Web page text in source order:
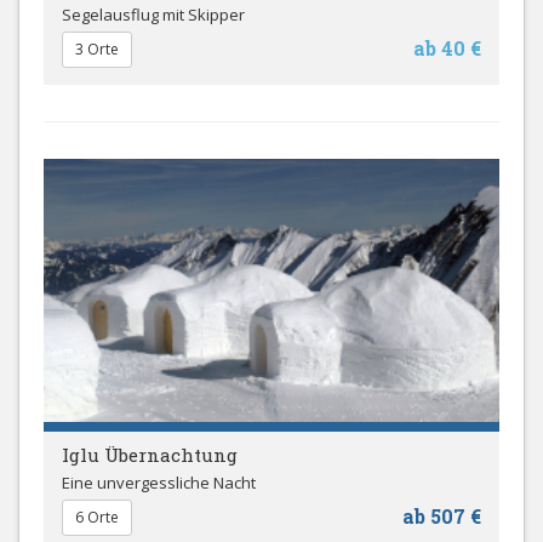
Segelausflug mit Skipper
ab 40 €
3 Orte
Iglu Übernachtung
Eine unvergessliche Nacht
ab 507 €
6 Orte